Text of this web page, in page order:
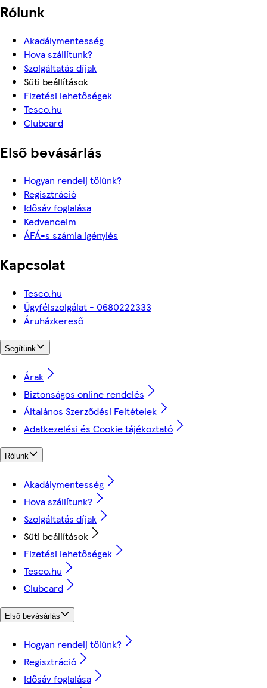
Rólunk
Akadálymentesség
Hova szállítunk?
Szolgáltatás díjak
Süti beállítások
Fizetési lehetőségek
Tesco.hu
Clubcard
Első bevásárlás
Hogyan rendelj tőlünk?
Regisztráció
Idősáv foglalása
Kedvenceim
ÁFÁ-s számla igénylés
Kapcsolat
Tesco.hu
Ügyfélszolgálat - 0680222333
Áruházkereső
Segítünk
Árak
Biztonságos online rendelés
Általános Szerződési Feltételek
Adatkezelési és Cookie tájékoztató
Rólunk
Akadálymentesség
Hova szállítunk?
Szolgáltatás díjak
Süti beállítások
Fizetési lehetőségek
Tesco.hu
Clubcard
Első bevásárlás
Hogyan rendelj tőlünk?
Regisztráció
Idősáv foglalása